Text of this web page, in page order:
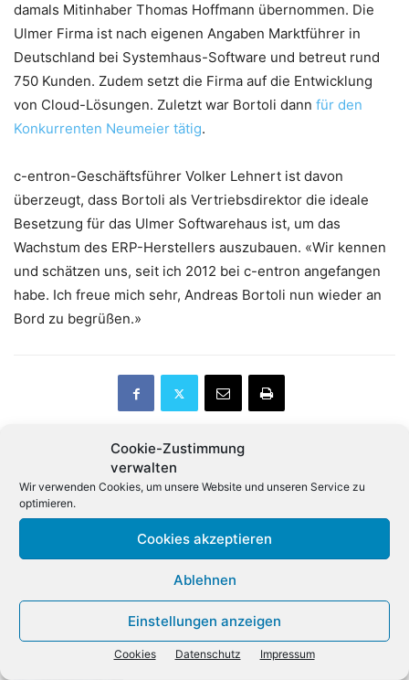
Cookie-Zustimmung
verwalten
Wir verwenden Cookies, um unsere Website und unseren Service zu
optimieren.
Cookies akzeptieren
Ablehnen
Einstellungen anzeigen
Cookies Datenschutz Impressum
damals Mitinhaber Thomas Hoffmann übernommen. Die
Ulmer Firma ist nach eigenen Angaben Marktführer in
Deutschland bei Systemhaus-Software und betreut rund
750 Kunden. Zudem setzt die Firma auf die Entwicklung
von Cloud-Lösungen. Zuletzt war Bortoli dann für den
Konkurrenten Neumeier tätig.
c-entron-Geschäftsführer Volker Lehnert ist davon
überzeugt, dass Bortoli als Vertriebsdirektor die ideale
Besetzung für das Ulmer Softwarehaus ist, um das
Wachstum des ERP-Herstellers auszubauen. «Wir kennen
und schätzen uns, seit ich 2012 bei c-entron angefangen
habe. Ich freue mich sehr, Andreas Bortoli nun wieder an
Bord zu begrüßen.»
Vorheriger Artikel
Qualcomm verliert Patent-
Prozess gegen Apple
Nächster Artikel
Verimi bei
Verwandte Artikel
Chipwerte mit erneutem
Erholungsschub